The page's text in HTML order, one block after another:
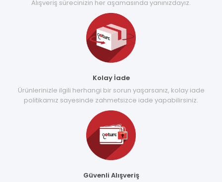
Alışveriş sürecinizin her aşamasında yanınızdayız.
Kolay İade
Ürünlerinizle ilgili herhangi bir sorun yaşarsanız, kolay iade
politikamız sayesinde zahmetsizce iade yapabilirsiniz.
Güvenli Alışveriş